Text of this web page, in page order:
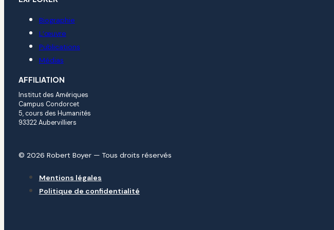
Biographie
L’œuvre
Publications
Médias
AFFILIATION
Institut des Amériques
Campus Condorcet
5, cours des Humanités
93322 Aubervilliers
© 2026 Robert Boyer — Tous droits réservés
Mentions légales
Politique de confidentialité